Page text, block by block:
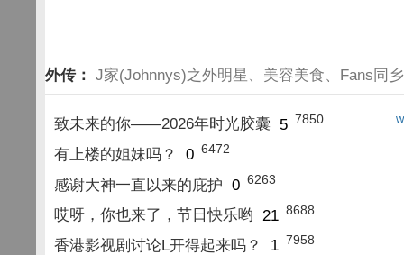
外传： J家(Johnnys)之外明星、美容美食、Fans
致未来的你——2026年时光胶囊 5 7850
有上楼的姐妹吗？ 0 6472
感谢大神一直以来的庇护 0 6263
哎呀，你也来了，节日快乐哟 21 8688
香港影视剧讨论L开得起来吗？ 1 7958